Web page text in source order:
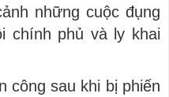
những cuộc đụng
chính phủ và ly khai
công sau khi bị phiến